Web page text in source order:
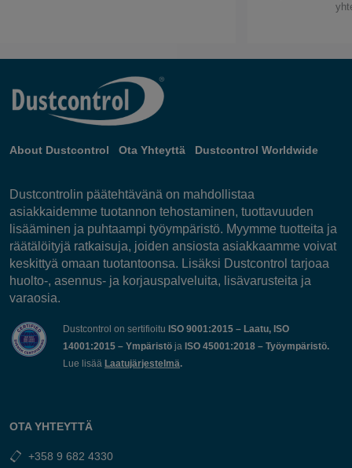
About Dustcontrol Ota Yhteyttä Dustcontrol Worldwide
Dustcontrolin päätehtävänä on mahdollistaa
asiakkaidemme tuotannon tehostaminen, tuottavuuden
lisääminen ja puhtaampi työympäristö. Myymme tuotteita ja
räätälöityjä ratkaisuja, joiden ansiosta asiakkaamme voivat
keskittyä omaan tuotantoonsa. Lisäksi Dustcontrol tarjoaa
huolto-, asennus- ja korjauspalveluita, lisävarusteita ja
varaosia.
Dustcontrol on sertifioitu ISO 9001:2015 – Laatu, ISO
14001:2015 – Ympäristö ja ISO 45001:2018 – Työympäristö.
Lue lisää Laatujärjestelmä.
OTA YHTEYTTÄ
+358 9 682 4330